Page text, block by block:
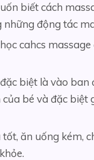
biết cách
động tác
cahcs
biệt là vào
bé và đặc
ăn uống